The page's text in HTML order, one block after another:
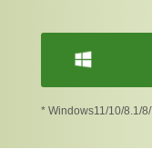
* Windows11/10/8.1/